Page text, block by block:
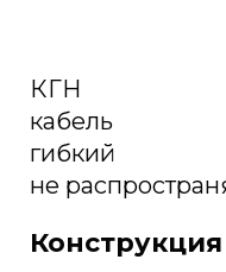
КГН
кабель
гибкий
не